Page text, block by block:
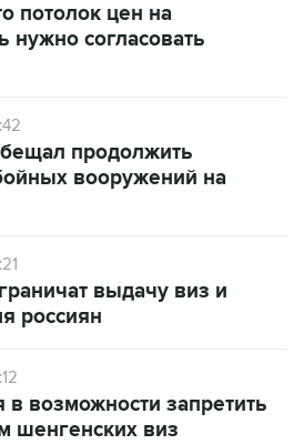
потолок цен на
нужно согласовать
продолжить
вооружений на
выдачу виз и
россиян
возможности запретить
шенгенских виз